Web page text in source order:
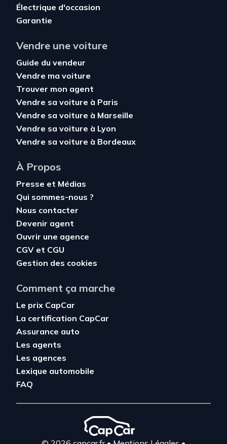
Électrique d'occasion
Garantie
Vendre une voiture
Guide du vendeur
Vendre ma voiture
Trouver mon agent
Vendre sa voiture à Paris
Vendre sa voiture à Marseille
Vendre sa voiture à Lyon
Vendre sa voiture à Bordeaux
À Propos
Presse et Médias
Qui sommes-nous ?
Nous contacter
Devenir agent
Ouvrir une agence
CGV et CGU
Gestion des cookies
Comment ça marche
Le prix CapCar
La certification CapCar
Assurance auto
Les agents
Les agences
Lexique automobile
FAQ